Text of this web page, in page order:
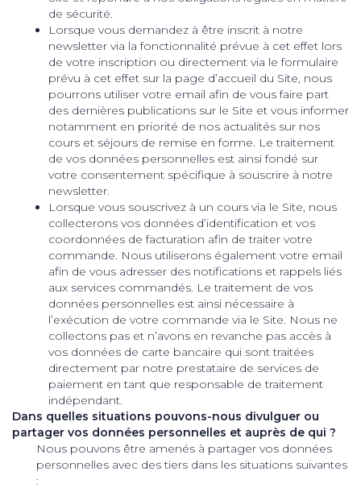
de sécurité.
Lorsque vous demandez à être inscrit à notre
newsletter via la fonctionnalité prévue à cet effet lors
de votre inscription ou directement via le formulaire
prévu à cet effet sur la page d’accueil du Site, nous
pourrons utiliser votre email afin de vous faire part
des dernières publications sur le Site et vous informer
notamment en priorité de nos actualités sur nos
cours et séjours de remise en forme. Le traitement
de vos données personnelles est ainsi fondé sur
votre consentement spécifique à souscrire à notre
newsletter.
Lorsque vous souscrivez à un cours via le Site, nous
collecterons vos données d’identification et vos
coordonnées de facturation afin de traiter votre
commande. Nous utiliserons également votre email
afin de vous adresser des notifications et rappels liés
aux services commandés. Le traitement de vos
données personnelles est ainsi nécessaire à
l’exécution de votre commande via le Site. Nous ne
collectons pas et n’avons en revanche pas accès à
vos données de carte bancaire qui sont traitées
directement par notre prestataire de services de
paiement en tant que responsable de traitement
indépendant.
Dans quelles situations pouvons-nous divulguer ou
partager vos données personnelles et auprès de qui ?
Nous pouvons être amenés à partager vos données
personnelles avec des tiers dans les situations suivantes
: